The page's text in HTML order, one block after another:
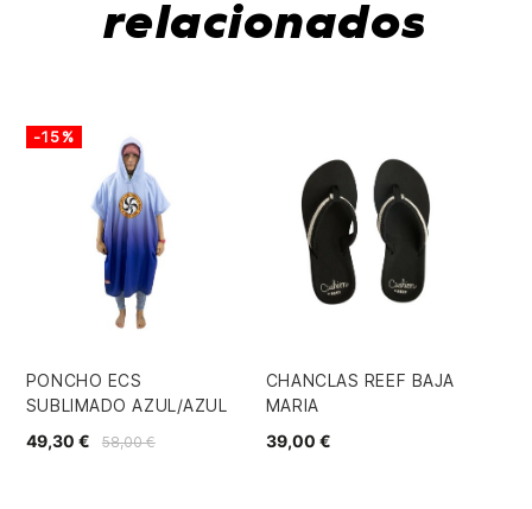
relacionados
PONCHO ECS
SUBLIMADO AZUL/AZUL
58,00 €
49,30 €
-15%
CHANCLAS REEF BAJA
MARIA
39,00 €